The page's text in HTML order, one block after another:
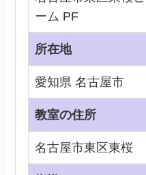
ーム PF
所在地
愛知県 名古屋市
教室の住所
名古屋市東区東桜